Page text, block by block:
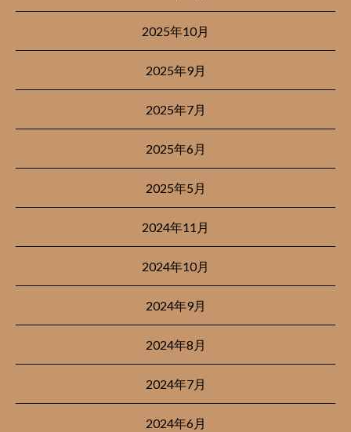
2025年10月
2025年9月
2025年7月
2025年6月
2025年5月
2024年11月
2024年10月
2024年9月
2024年8月
2024年7月
2024年6月